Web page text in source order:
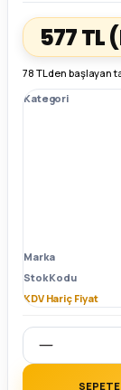
Parça
Parça577 TL
78 TL den başlayan
Kategori
Marka
Stok Kodu
KDV Hariç Fiyat
SEPETE